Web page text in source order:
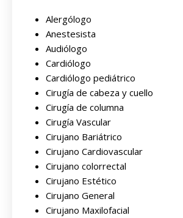
Alergólogo
Anestesista
Audiólogo
Cardiólogo
Cardiólogo pediátrico
Cirugía de cabeza y cuello
Cirugía de columna
Cirugía Vascular
Cirujano Bariátrico
Cirujano Cardiovascular
Cirujano colorrectal
Cirujano Estético
Cirujano General
Cirujano Maxilofacial